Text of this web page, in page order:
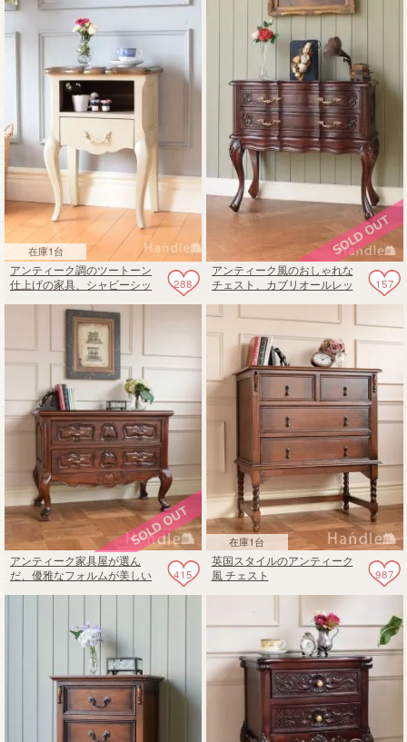
在庫1台
288
アンティーク調のツートーン
仕上げの家具、シャビーシッ
157
アンティーク風のおしゃれな
チェスト、カブリオールレッ
415
アンティーク家具屋が選ん
だ、優雅なフォルムが美しい
在庫1台
987
英国スタイルのアンティーク
風 チェスト